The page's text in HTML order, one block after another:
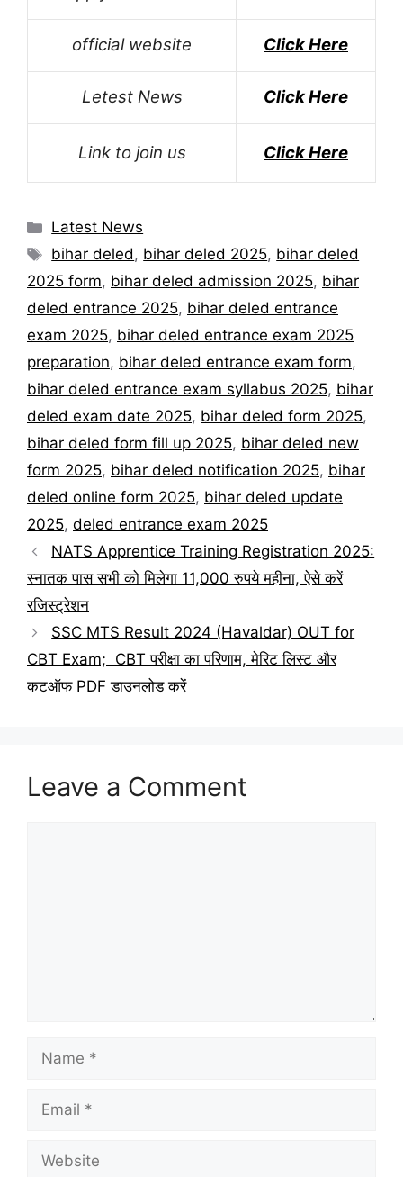
official website Click Here
Letest News Click Here
Link to join us Click Here
Categories
Latest News
Tags
bihar deled, bihar deled 2025, bihar deled
2025 form, bihar deled admission 2025, bihar
deled entrance 2025, bihar deled entrance
exam 2025, bihar deled entrance exam 2025
preparation, bihar deled entrance exam form,
bihar deled entrance exam syllabus 2025, bihar
deled exam date 2025, bihar deled form 2025,
bihar deled form fill up 2025, bihar deled new
form 2025, bihar deled notification 2025, bihar
deled online form 2025, bihar deled update
2025, deled entrance exam 2025
NATS Apprentice Training Registration 2025:
स्नातक पास सभी को मिलेगा 11,000 रुपये महीना, ऐसे करें
रजिस्ट्रेशन
SSC MTS Result 2024 (Havaldar) OUT for
CBT Exam; CBT परीक्षा का परिणाम, मेरिट लिस्ट और
कटऑफ PDF डाउनलोड करें
Leave a Comment
Name
Email
Website